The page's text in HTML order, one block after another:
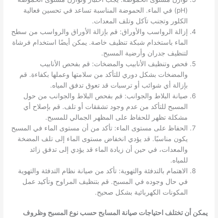
(pH) في الماء. الحموضة المناسبة تساعد في تحسين فعالية
الكلور وتجنب تآكل وتلف المعدات.
إزالة الرواسب والأوراق: قم بإزالة الأوراق والرواسب من سطح
الماء باستخدام شبكة تنظيف خاصة. يمكن أيضًا استخدام فرشاة
لتنظيف جدران وأرضية المسبح.
فحص وتنظيف الأنابيب والمضخات: قم بفحص الأنابيب
والمضخات بشكل دوري للتأكد من سلامتها وعملها بكفاءة. قم
بإزالة أي شوائب أو ترسبات قد تعوق تدفق المياه.
صيانة البلاط والجوانب: قم بفحص البلاط والجوانب من حول
المسبح للتأكد من عدم وجود تشققات أو تلف. قم بإصلاح أي
مشكلة تظهر للحفاظ على المظهر الجمالي للمسبح.
الحفاظ على مستوى الماء: تأكد من أن مستوى الماء في المسبح
يكون مناسبًا. قد يؤدي انخفاض مستوى الماء إلى تلف المضخة
والمعدات، في حين أن زيادة الماء قد يؤدي إلى تدفق زائد
للمياه.
الاهتمام بالتدفئة والتهوية: تأكد من صيانة نظام التدفئة والتهوية
في حال وجوده في المسبح. قم بتنظيف المراوح وتأكيد عمل
المكونات الكهربائية بشكل صحيح.
يمكن أن تختلف احتياجات صيانة المسابح حسب نوع المسبح وظروف